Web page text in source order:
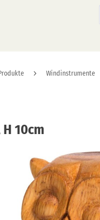
Windinstrumente
10cm